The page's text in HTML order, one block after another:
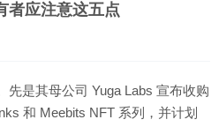
者应注意这五点
先是其母公司 Yuga Labs 宣布收购
和 Meebits NFT 系列，并计划